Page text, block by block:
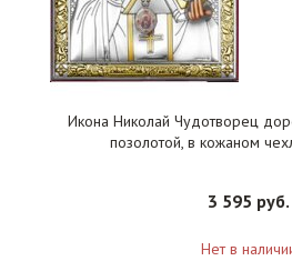
Икона Николай Чудотворец
позолотой, в кожаном
3 595 руб.
Нет в